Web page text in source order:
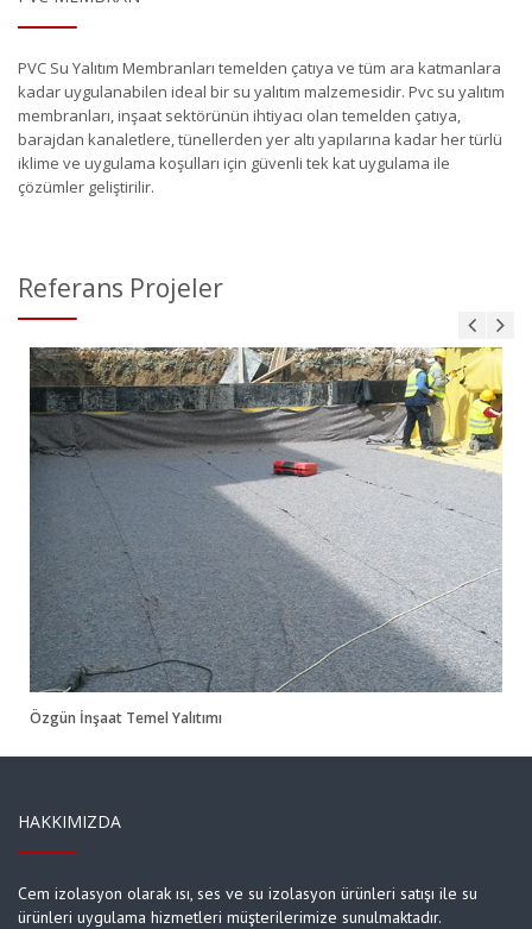
PVC Su Yalıtım Membranları temelden çatıya ve tüm ara katmanlara
kadar uygulanabilen ideal bir su yalıtım malzemesidir. Pvc su yalıtım
membranları, inşaat sektörünün ihtiyacı olan temelden çatıya,
barajdan kanaletlere, tünellerden yer altı yapılarına kadar her türlü
iklime ve uygulama koşulları için güvenli tek kat uygulama ile
çözümler geliştirilir.
Referans Projeler
Özgün İnşaat Temel Yalıtımı
Entil
Zemin Kaplama
HAKKIMIZDA
Cem izolasyon olarak ısı, ses ve su izolasyon ürünleri satışı ile su
ürünleri uygulama hizmetleri müşterilerimize sunulmaktadır.